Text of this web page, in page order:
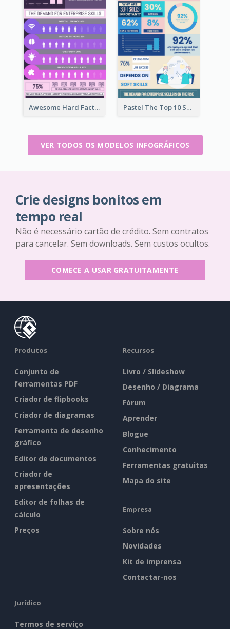
Awesome Hard Facts About Software Skills Infographic Design Pastel The Top 10 Soft Skills Infographic Design
VER TODOS OS MODELOS INFOGRÁFICOS
Crie designs bonitos em
tempo real
Não é necessário cartão de crédito. Sem contratos
para cancelar. Sem downloads. Sem custos ocultos.
COMECE A USAR GRATUITAMENTE
Produtos
Conjunto de
ferramentas PDF
Criador de flipbooks
Criador de diagramas
Ferramenta de desenho
gráfico
Editor de documentos
Criador de
apresentações
Editor de folhas de
cálculo
Preços
Recursos
Livro / Slideshow
Desenho / Diagrama
Fórum
Aprender
Blogue
Conhecimento
Ferramentas gratuitas
Mapa do site
Empresa
Sobre nós
Novidades
Kit de imprensa
Contactar-nos
Jurídico
Termos de serviço